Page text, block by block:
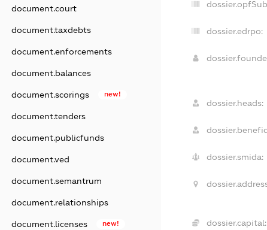
document.court
document.taxdebts
document.enforcements
document.balances
document.scorings new!
document.tenders
document.publicfunds
document.ved
document.semantrum
document.relationships
document.licenses new!
dossier.edrpo:
dossier.heads:
dossier.smida:
dossier.capital: